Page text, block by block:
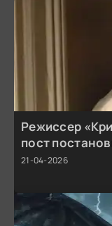
Режиссер
пост
21-04-2026